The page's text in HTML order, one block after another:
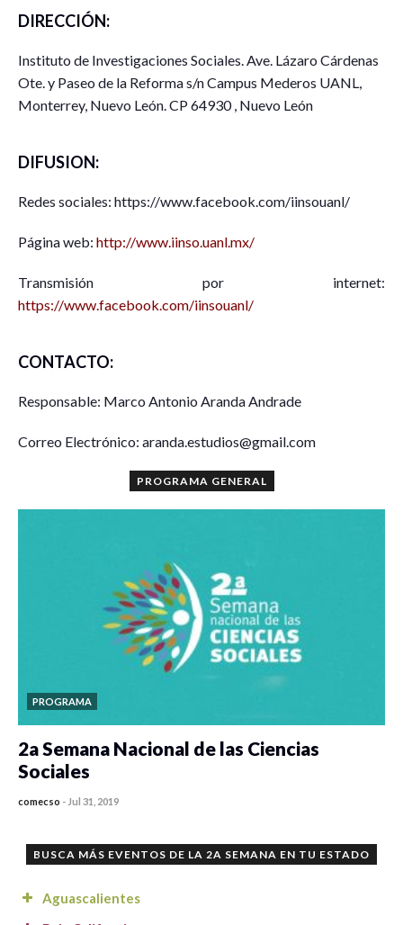
DIRECCIÓN:
Instituto de Investigaciones Sociales. Ave. Lázaro Cárdenas
Ote. y Paseo de la Reforma s/n Campus Mederos UANL,
Monterrey, Nuevo León. CP 64930 , Nuevo León
DIFUSION:
Redes sociales: https://www.facebook.com/iinsouanl/
Página web: http://www.iinso.uanl.mx/
Transmisión por internet:
https://www.facebook.com/iinsouanl/
CONTACTO:
Responsable: Marco Antonio Aranda Andrade
Correo Electrónico: aranda.estudios@gmail.com
PROGRAMA GENERAL
PROGRAMA
2a Semana Nacional de las Ciencias
Sociales
comecso - Jul 31, 2019
BUSCA MÁS EVENTOS DE LA 2A SEMANA EN TU ESTADO
Aguascalientes